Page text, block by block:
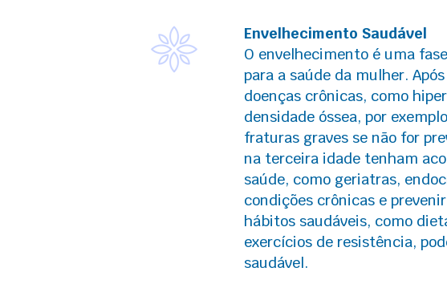
Envelhecimento Saudável
O envelhecimento é uma
para a saúde da mulher.
doenças crônicas, como
densidade óssea, por
fraturas graves se não for
na terceira idade tenham
saúde, como geriatras,
condições crônicas e
hábitos saudáveis, como
exercícios de resistência,
saudável.